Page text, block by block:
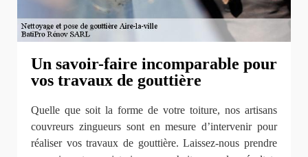
Un savoir-faire incomparable pour
vos travaux de gouttière
Quelle que soit la forme de votre toiture, nos artisans
couvreurs zingueurs sont en mesure d’intervenir pour
réaliser vos travaux de gouttière. Laissez-nous prendre